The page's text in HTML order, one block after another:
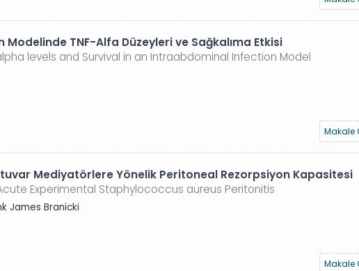
TNF-Alfa Düzeyleri ve Sağkalıma Etkisi
levels and Survival in an Intraabdominal Infection Model
Makale
Mediyatörlere Yönelik Peritoneal Rezorpsiyon Kapasitesi
Experimental Staphylococcus aureus Peritonitis
James Branicki
Makale